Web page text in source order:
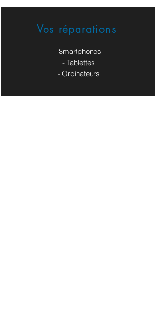
Vos réparations
- Smartphones
- Tablettes
- Ordinateurs